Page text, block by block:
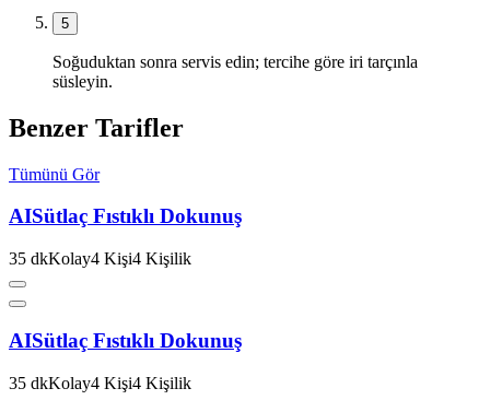
5
Soğuduktan sonra servis edin; tercihe göre iri tarçınla
süsleyin.
Benzer Tarifler
Tümünü Gör
AISütlaç Fıstıklı Dokunuş
35 dkKolay4 Kişi4 Kişilik
AISütlaç Fıstıklı Dokunuş
35 dkKolay4 Kişi4 Kişilik